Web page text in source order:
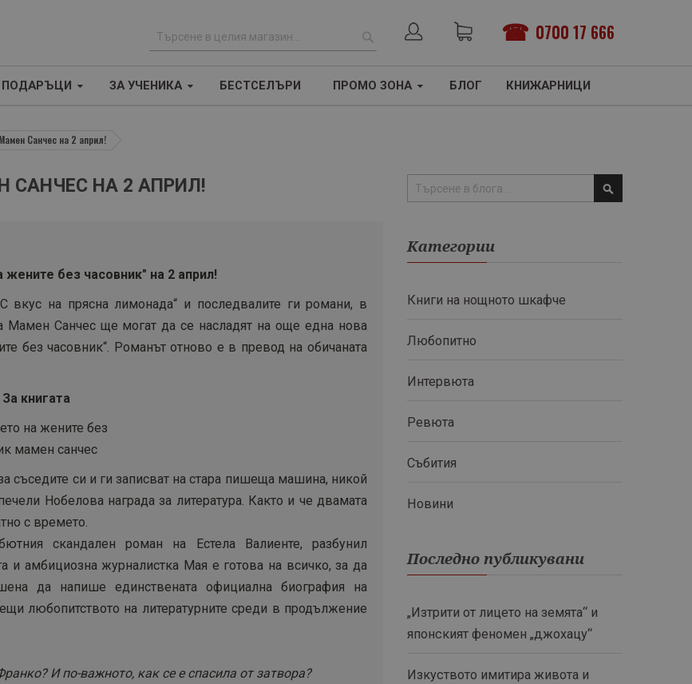
0700 17 666
р
ТЪРСЕНЕ
ПОДАРЪЦИ ЗА УЧЕНИКА БЕСТСЕЛЪРИ ПРОМО ЗОНА БЛОГ КНИЖАРНИЦИ
Санчес на 2 април!
САНЧЕС НА 2 АПРИЛ!
без часовник" на 2 април!
вкус на прясна лимонада“ и последвалите ги романи, в
Мамен Санчес ще могат да се насладят на още една нова
без часовник“. Романът отново е в превод на обичаната
За книгата
съседите си и ги записват на стара пишеща машина, никой
Нобелова награда за литература. Както и че двамата
с времето.
скандален роман на Естела Валиенте, разбунил
и амбициозна журналистка Мая е готова на всичко, за да
да напише единствената официална биография на
любопитството на литературните среди в продължение
И по-важното, как се е спасила от затвора?
Търсене
Категории
Книги на нощното шкафче
Любопитно
Интервюта
Ревюта
Събития
Новини
Последно публикувани
„Изтрити от лицето на земята“ и
японският феномен „джохацу“
Изкуството имитира живота и